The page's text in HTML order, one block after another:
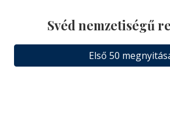
Svéd nemzetiségű
Első 50